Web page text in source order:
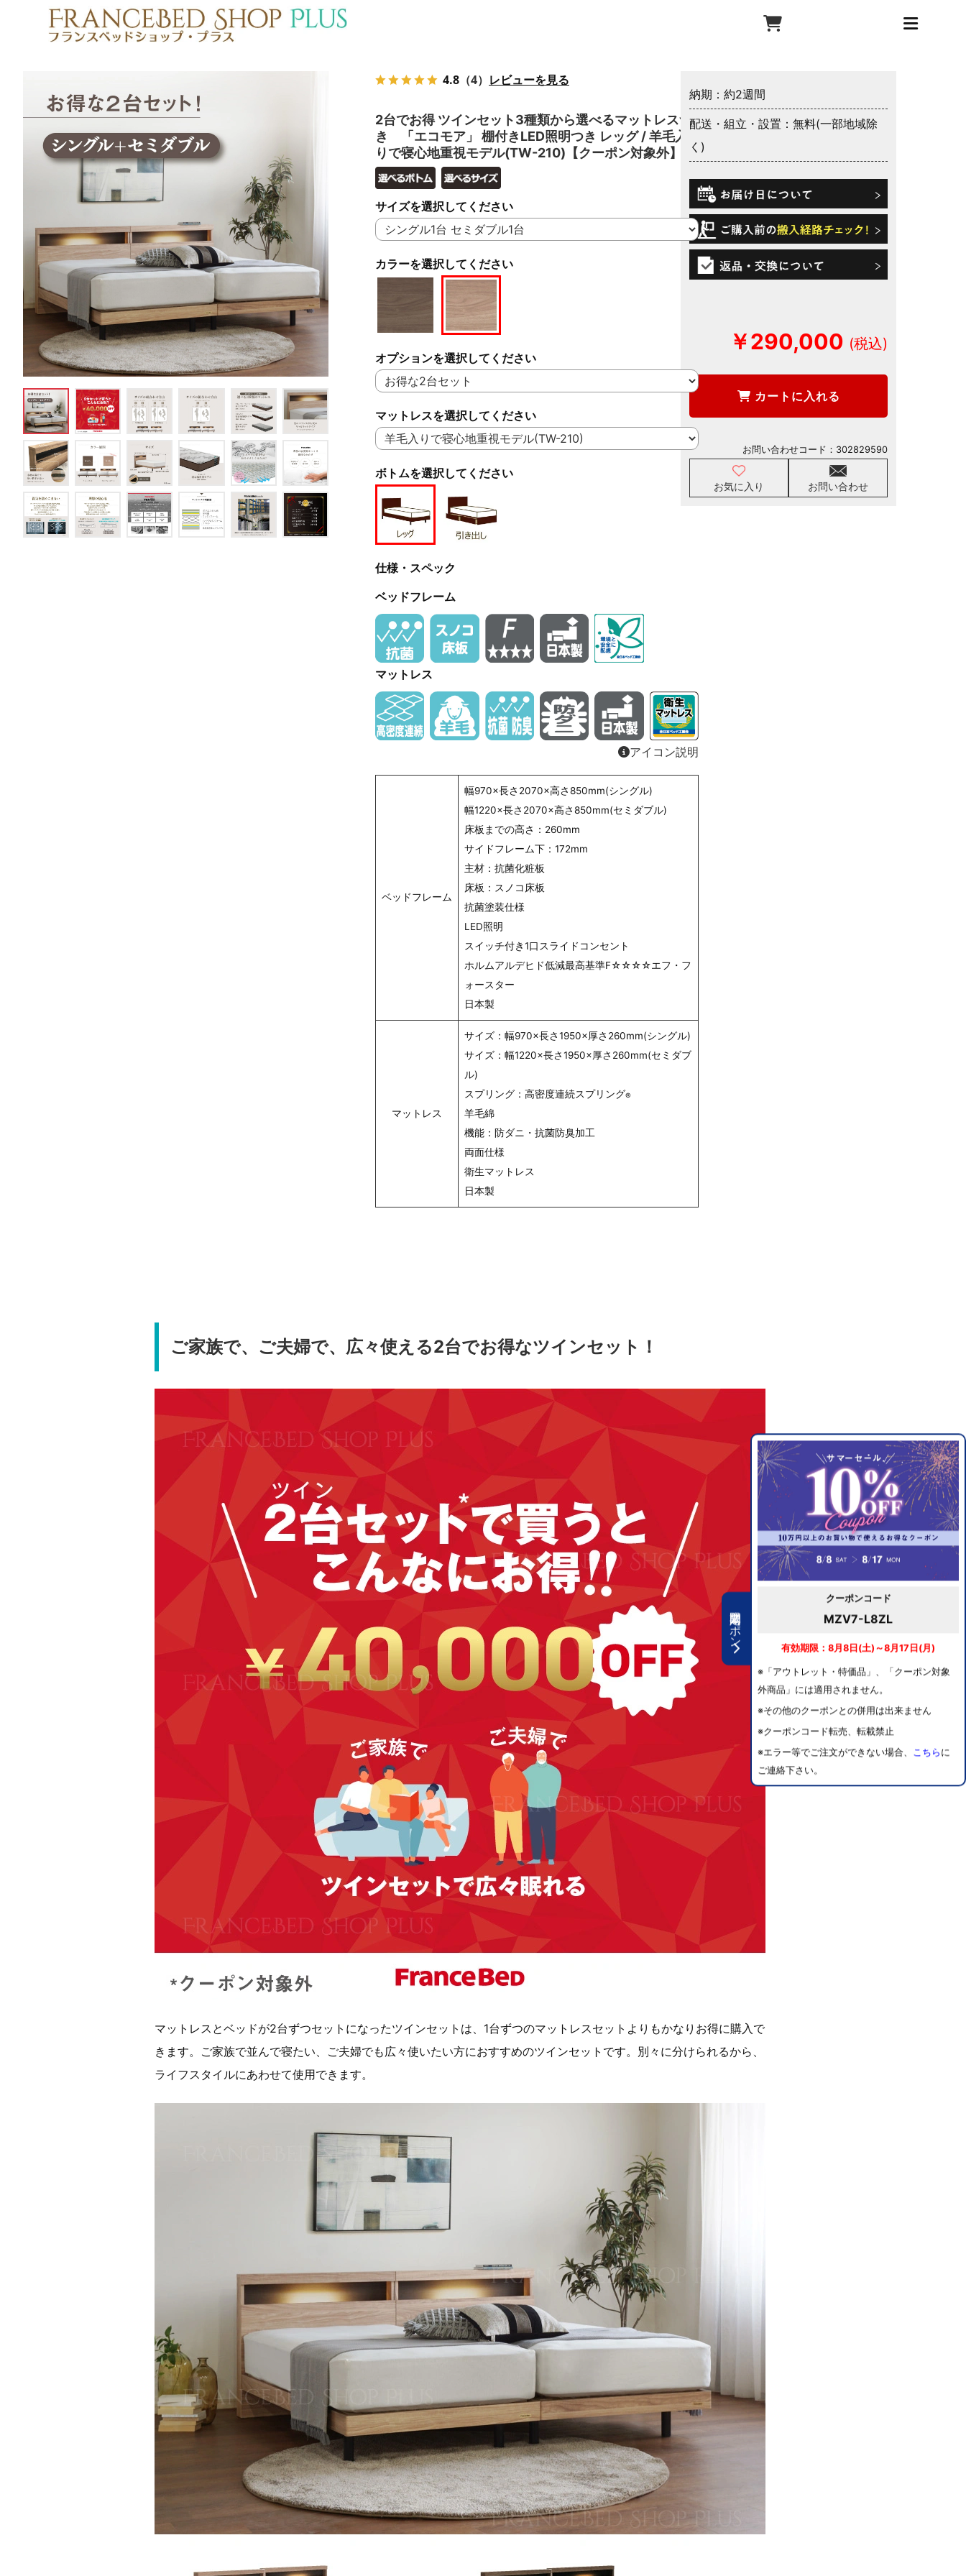
期間限定クーポン
クーポンコード
MZV7-L8ZL
有効期限：8月8日(土)～8月17日(月)
※「アウトレット・特価品」、「クーポン対象
外商品」には適用されません。
※その他のクーポンとの併用は出来ません
※クーポンコード転売、転載禁止
※エラー等でご注文ができない場合、 こちら に
ご連絡下さい。
4.8 （4） レビューを見る
2台でお得 ツインセット3種類から選べるマットレスつ
き 「エコモア」 棚付きLED照明つき レッグ / 羊毛入
りで寝心地重視モデル(TW-210)【クーポン対象外】
カラーを選択してください
サイズを選択してください
オプションを選択してください
マットレスを選択してください
ボトムを選択してください
仕様・スペック
ベッドフレーム
マットレス
アイコン説明
ベッドフレーム
幅970×長さ2070×高さ850mm(シングル)
幅1220×長さ2070×高さ850mm(セミダブル)
床板までの高さ：260mm
サイドフレーム下：172mm
主材：抗菌化粧板
床板：スノコ床板
抗菌塗装仕様
LED照明
スイッチ付き1口スライドコンセント
ホルムアルデヒド低減最高基準F☆☆☆☆エフ・フ
ォースター
日本製
マットレス
サイズ：幅970×長さ1950×厚さ260mm(シングル)
サイズ：幅1220×長さ1950×厚さ260mm(セミダブ
ル)
スプリング：高密度連続スプリング®
羊毛綿
機能：防ダニ・抗菌防臭加工
両面仕様
衛生マットレス
日本製
納期：約2週間
配送・組立・設置：無料(一部地域除
く)
￥290,000
カートに入れる
お気に入り お問い合わせ
お問い合わせコード： 302829590
ご家族で、ご夫婦で、広々使える2台でお得なツインセット！
マットレスとベッドが2台ずつセットになったツインセットは、1台ずつのマットレスセットよりもかなりお得に購入で
きます。ご家族で並んで寝たい、ご夫婦でも広々使いたい方におすすめのツインセットです。別々に分けられるから、
ライフスタイルにあわせて使用できます。